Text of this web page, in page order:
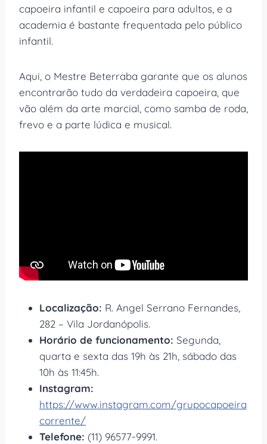
capoeira infantil e capoeira para adultos, e a
academia é bastante frequentada pelo público
infantil.
Aqui, o Mestre Beterraba garante que os alunos
encontrarão tudo da verdadeira capoeira, que
vão além da arte marcial, como samba de roda,
frevo e a parte lúdica e musical.
Localização: R. Angel Serrano Fernandes,
282 – Vila Jordanópolis.
Horário de funcionamento: Segunda,
quarta e sexta das 19h às 21h, sábado das
10h às 11:45h.
Instagram:
https://www.instagram.com/grupocapoeira
corrente/
Telefone: (11) 96577-9991.